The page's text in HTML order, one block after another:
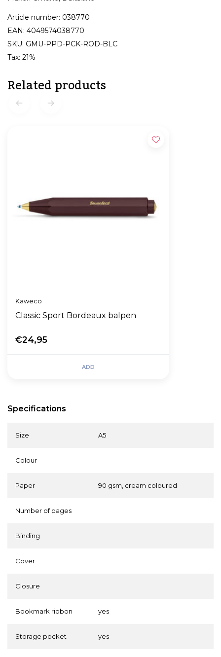
Article number: 038770
EAN: 4049574038770
SKU: GMU-PPD-PCK-ROD-BLC
Tax: 21%
Specifications
Size A5
Colour
Paper 90 gsm, cream coloured
Number of pages
Binding
Cover
Closure
Bookmark ribbon yes
Storage pocket yes
Related products
Kaweco
Classic Sport Bordeaux balpen
€24,95
ADD